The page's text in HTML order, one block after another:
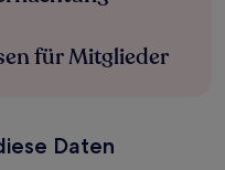
für Mitglieder
Daten